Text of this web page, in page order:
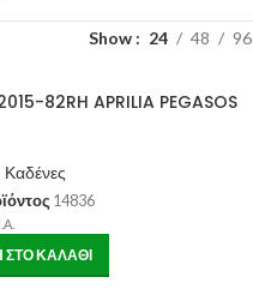
Show 24 48 96
82RH APRILIA PEGASOS
Καδένες
14836
ΚΑΛΆΘΙ